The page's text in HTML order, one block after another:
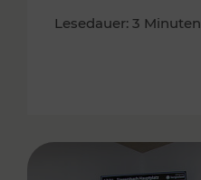
Lesedauer: 3 Minuten